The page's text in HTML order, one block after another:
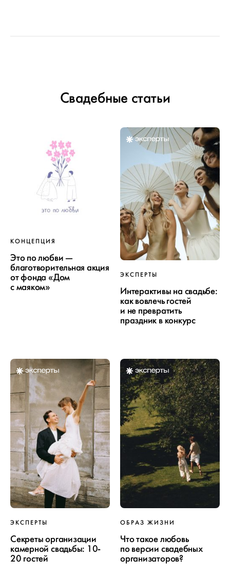
Свадебные статьи
КОНЦЕПЦИЯ
Это по любви —
благотворительная акция
от фонда «Дом
с маяком»
ЭКСПЕРТЫ
Интерактивы на свадьбе:
как вовлечь гостей
и не превратить
праздник в конкурс
ЭКСПЕРТЫ
Секреты организации
камерной свадьбы: 10-
20 гостей
ОБРАЗ ЖИЗНИ
Что такое любовь
по версии свадебных
организаторов?